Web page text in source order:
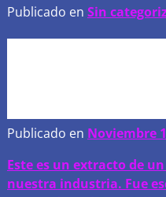
Publicado en Sin
Publicado en Noviembre
Este es un extracto de
nuestra industria. Fue